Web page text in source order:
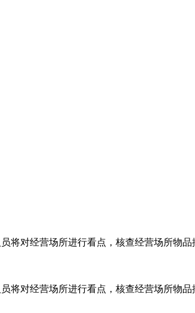
将对经营场所进行看点，核查经营场所物
将对经营场所进行看点，核查经营场所物